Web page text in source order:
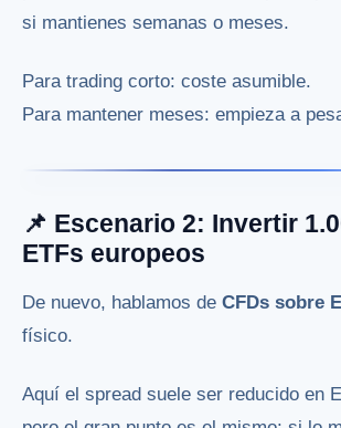
si mantienes semanas o meses.
Para trading corto: coste asumible.
Para mantener meses: empieza a
📌 Escenario 2: Invertir
ETFs europeos
De nuevo, hablamos de CFDs sobre
físico.
Aquí el spread suele ser reducido en